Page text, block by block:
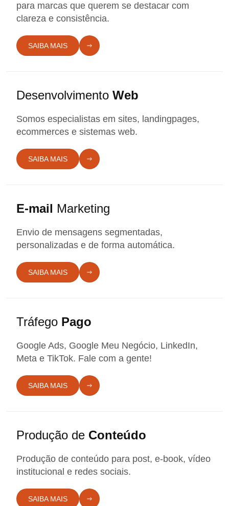
para marcas que querem se destacar com
clareza e consistência.
SAIBA MAIS
Desenvolvimento Web
Somos especialistas em sites, landingpages,
ecommerces e sistemas web.
SAIBA MAIS
E-mail Marketing
Envio de mensagens segmentadas,
personalizadas e de forma automática.
SAIBA MAIS
Tráfego Pago
Google Ads, Google Meu Negócio, LinkedIn,
Meta e TikTok. Fale com a gente!
SAIBA MAIS
Produção de Conteúdo
Produção de conteúdo para post, e-book, vídeo
institucional e redes sociais.
SAIBA MAIS